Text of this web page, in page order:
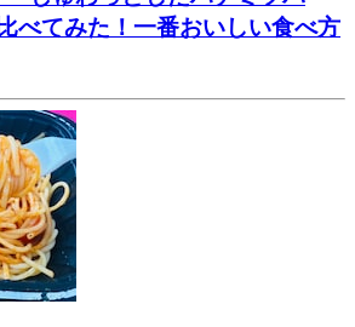
べてみた！一番おいしい食べ方